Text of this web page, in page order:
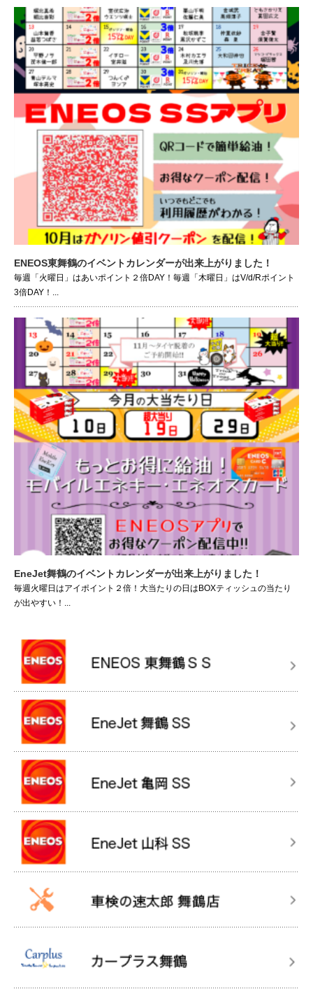
ENEOS東舞鶴のイベントカレンダーが出来上がりました！
毎週「火曜日」はあいポイント２倍DAY！毎週「木曜日」はV/d/Rポイント
3倍DAY！...
EneJet舞鶴のイベントカレンダーが出来上がりました！
毎週火曜日はアイポイント２倍！大当たりの日はBOXティッシュの当たり
が出やすい！...